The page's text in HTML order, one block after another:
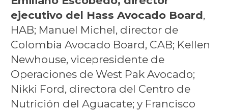
ejecutivo del Hass Avocado Board,
HAB; Manuel Michel, director de
Colombia Avocado Board, CAB; Kellen
Newhouse, vicepresidente de
Operaciones de West Pak Avocado;
Nikki Ford, directora del Centro de
Nutrición del Aguacate; y Francisco